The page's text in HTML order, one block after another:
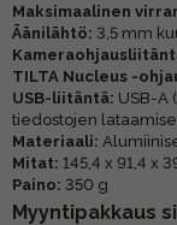
Maksimaalinen
Äänilähtö: 3,5 mm
TILTA Nucleus -
USB-liitäntä: USB-A
tiedostojen
Materiaali:
Mitat: 145,4 x 91,4 x
Paino: 350 g
Myyntipakkaus